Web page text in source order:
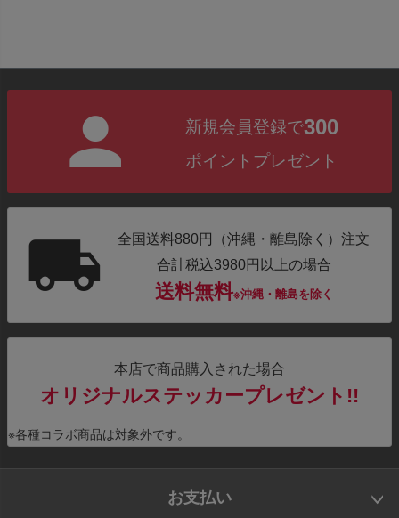
新規会員登録で300
ポイントプレゼント
全国送料880円（沖縄・離島除く）注文
合計税込3980円以上の場合
送料無料※沖縄・離島を除く
本店で商品購入された場合
オリジナルステッカープレゼント!!
※各種コラボ商品は対象外です。
お支払い